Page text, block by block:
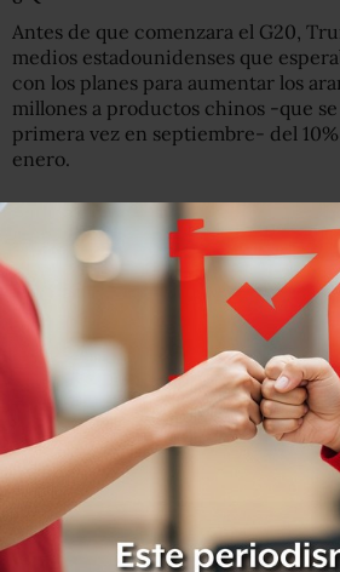
Antes de que comenzara el G20,
medios estadounidenses que
con los planes para aumentar los
millones a productos chinos -que
primera vez en septiembre- del
enero.
Getty Images